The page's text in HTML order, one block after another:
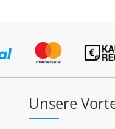
Unsere